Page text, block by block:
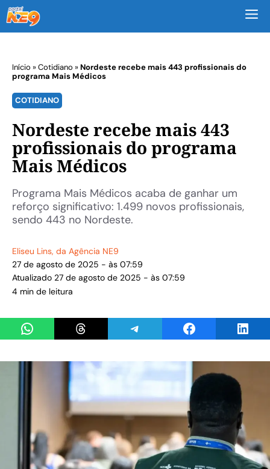
Início »Cotidiano »Nordeste recebe mais 443 profissionais do
programa Mais Médicos
COTIDIANO
Nordeste recebe mais 443
profissionais do programa
Mais Médicos
Programa Mais Médicos acaba de ganhar um
reforço significativo: 1.499 novos profissionais,
sendo 443 no Nordeste.
Eliseu Lins, da Agência NE9
27 de agosto de 2025 - às 07:59
Atualizado 27 de agosto de 2025 - às 07:59
4 min de leitura
Share on WhatsAppShare on ThreadsShare on TelegramShare on Facebook